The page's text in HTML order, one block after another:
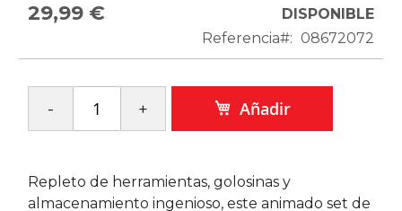
29,99 €
DISPONIBLE
Referencia
08672072
Añadir
Repleto de herramientas, golosinas y
almacenamiento ingenioso, este animado set de